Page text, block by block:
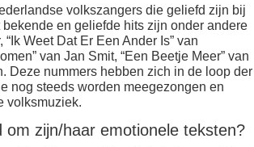
volkszangers die geliefd zijn bij
en geliefde hits zijn onder andere
Weet Dat Er Een Ander Is” van
van Jan Smit, “Een Beetje Meer” van
Deze nummers hebben zich in de loop der
nog steeds worden meegezongen en
volksmuziek.
zijn/haar emotionele teksten?